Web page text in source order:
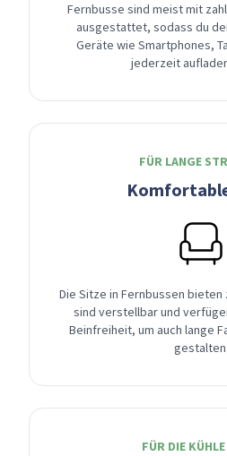
Fernbusse sind meist mit
ausgestattet, sodass du
Geräte wie Smartphones,
jederzeit
FÜR LANGE
Die Sitze in Fernbussen
sind verstellbar und
Beinfreiheit, um auch lange
gestalten.
FÜR DIE